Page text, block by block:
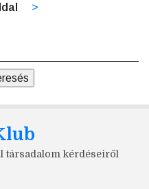
Következő
>
társadalom kérdéseiről